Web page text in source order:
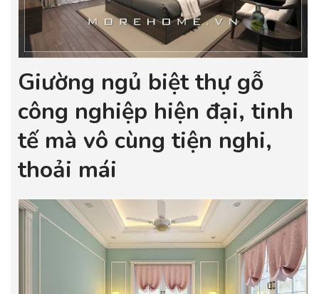
Giường ngủ biệt thự gỗ
công nghiệp hiện đại, tinh
tế mà vô cùng tiện nghi,
thoải mái